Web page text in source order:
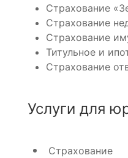
Страхование
Страхование
Страхование
Титульное и
Страхование
Услуги для
Страхование